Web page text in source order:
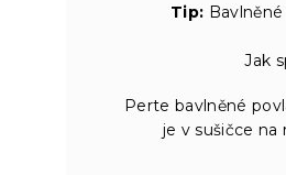
Tip:
Jak
Perte bavlněné
je v sušičce